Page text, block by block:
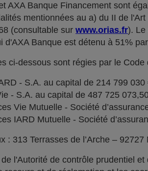
AXA Banque Financement sont
mentionnées au a) du II de
(consultable sur www.orias.fr). Le
d'AXA Banque est détenu à 51%
ci-dessous sont régies par le Code
- S.A. au capital de 214 799
- S.A. au capital de 487 725
Vie Mutuelle - Société
IARD Mutuelle - Société
: 313 Terrasses de l’Arche –
l'Autorité de contrôle prudentiel